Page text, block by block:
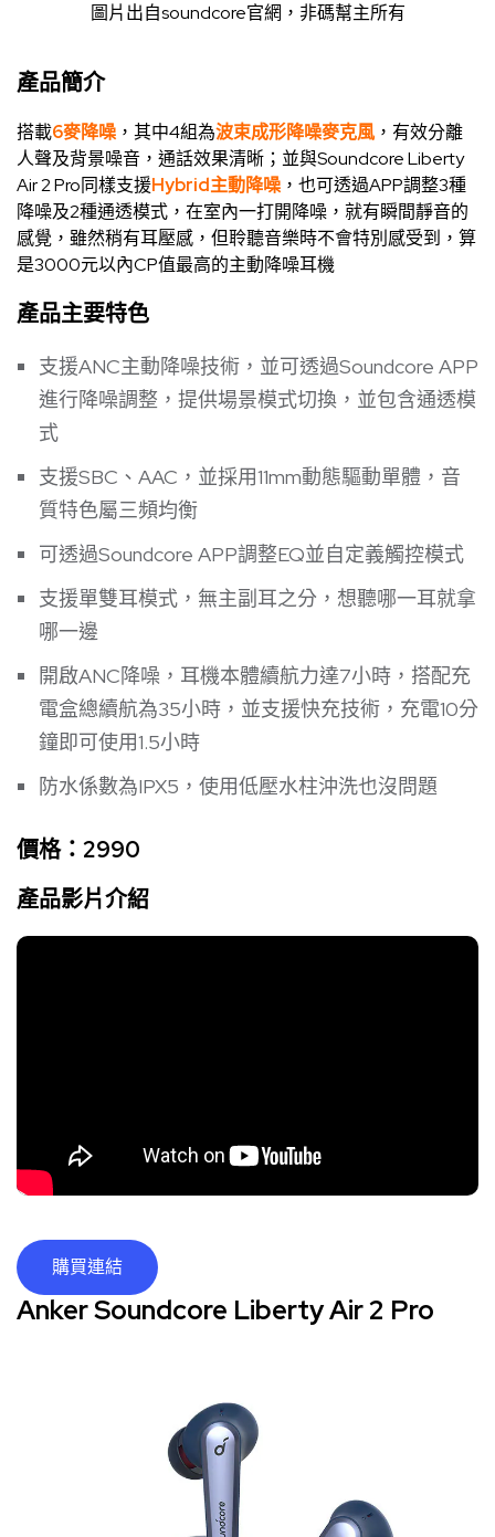
圖片出自soundcore官網 ，非碼幫主所有
產品簡介
搭載6麥降噪 ，其中4組為波束成形降噪麥克風 ，有效分離
人聲及背景噪音，通話效果清晰；並與Soundcore Liberty
Air 2 Pro同樣支援Hybrid主動降噪 ，也可透過APP調整3種
降噪及2種通透模式，在室內一打開降噪，就有瞬間靜音的
感覺，雖然稍有耳壓感，但聆聽音樂時不會特別感受到，算
是3000元以內CP值最高的主動降噪耳機
產品主要特色
支援ANC主動降噪技術，並可透過Soundcore APP
進行降噪調整，提供場景模式切換，並包含通透模
式
支援SBC、AAC，並採用11mm動態驅動單體，音
質特色屬三頻均衡
可透過Soundcore APP調整EQ並自定義觸控模式
支援單雙耳模式，無主副耳之分，想聽哪一耳就拿
哪一邊
開啟ANC降噪，耳機本體續航力達7小時，搭配充
電盒總續航為35小時，並支援快充技術，充電10分
鐘即可使用1.5小時
防水係數為IPX5，使用低壓水柱沖洗也沒問題
價格：2990
產品影片介紹
購買連結
Anker Soundcore Liberty Air 2 Pro